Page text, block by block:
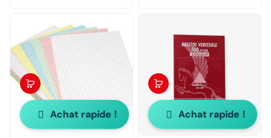
Achat rapide ! Achat rapide !